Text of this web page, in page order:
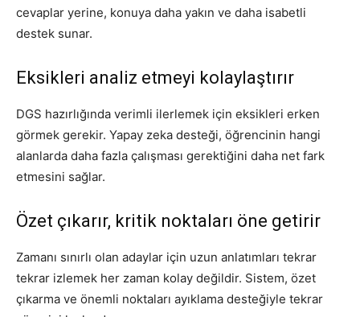
cevaplar yerine, konuya daha yakın ve daha isabetli
destek sunar.
Eksikleri analiz etmeyi kolaylaştırır
DGS hazırlığında verimli ilerlemek için eksikleri erken
görmek gerekir. Yapay zeka desteği, öğrencinin hangi
alanlarda daha fazla çalışması gerektiğini daha net fark
etmesini sağlar.
Özet çıkarır, kritik noktaları öne getirir
Zamanı sınırlı olan adaylar için uzun anlatımları tekrar
tekrar izlemek her zaman kolay değildir. Sistem, özet
çıkarma ve önemli noktaları ayıklama desteğiyle tekrar